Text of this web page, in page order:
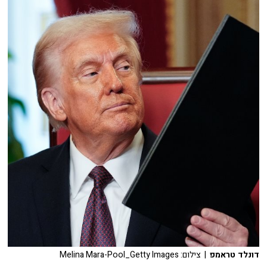
דונלד טראמפ | צילום: Melina Mara-Pool_Getty Images